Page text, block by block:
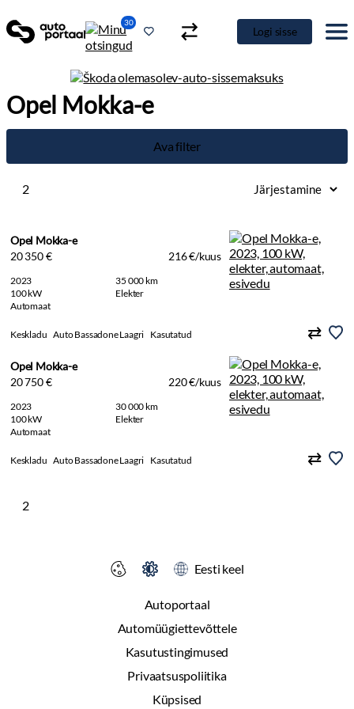
30
Logi sisse
Opel Mokka-e
Ava filter
2
Opel Mokka-e
20 350 €
216 €/kuus
2023
35 000 km
100 kW
Elekter
Automaat
Keskladu Auto Bassadone Laagri Kasutatud
Opel Mokka-e
20 750 €
220 €/kuus
2023
30 000 km
100 kW
Elekter
Automaat
Keskladu Auto Bassadone Laagri Kasutatud
2
Autoportaal
Automüügiettevõttele
Kasutustingimused
Privaatsuspoliitika
Küpsised
Eesti keel